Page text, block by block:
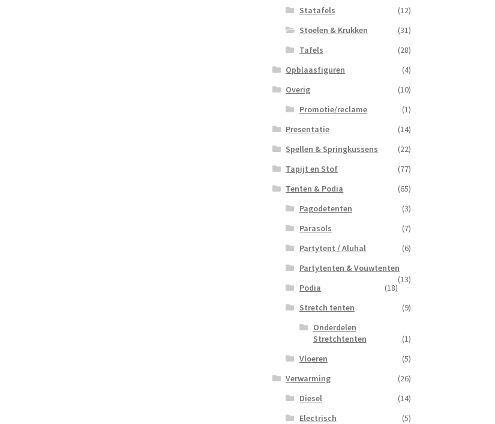
Statafels
(12)
Stoelen & Krukken
(31)
Tafels
(28)
Opblaasfiguren
(4)
Overig
(10)
Promotie/reclame
(1)
Presentatie
(14)
Spellen & Springkussens
(22)
Tapijt en Stof
(77)
Tenten & Podia
(65)
Pagodetenten
(3)
Parasols
(7)
Partytent / Aluhal
(6)
Partytenten & Vouwtenten
(13)
Podia
(18)
Stretch tenten
(9)
Onderdelen
Stretchtenten
(1)
Vloeren
(5)
Verwarming
(26)
Diesel
(14)
Electrisch
(5)